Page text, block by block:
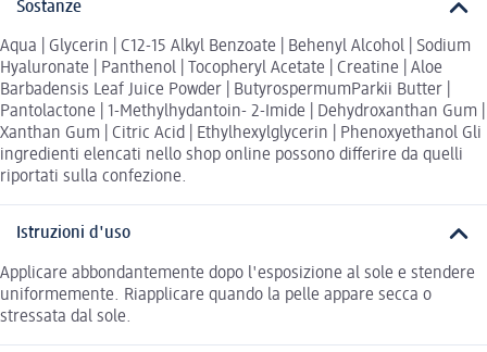
Sostanze
Aqua | Glycerin | C12-15 Alkyl Benzoate | Behenyl Alcohol | Sodium
Hyaluronate | Panthenol | Tocopheryl Acetate | Creatine | Aloe
Barbadensis Leaf Juice Powder | ButyrospermumParkii Butter |
Pantolactone | 1-Methylhydantoin- 2-Imide | Dehydroxanthan Gum |
Xanthan Gum | Citric Acid | Ethylhexylglycerin | Phenoxyethanol Gli
ingredienti elencati nello shop online possono differire da quelli
riportati sulla confezione.
Istruzioni d'uso
Applicare abbondantemente dopo l'esposizione al sole e stendere
uniformemente. Riapplicare quando la pelle appare secca o
stressata dal sole.